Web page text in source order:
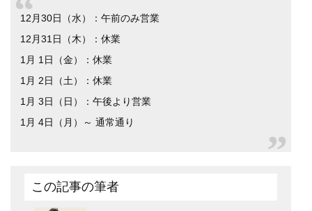
12月30日（水）：午前のみ営業
12月31日（木）：休業
1月 1日（金）：休業
1月 2日（土）：休業
1月 3日（日）：午後より営業
1月 4日（月）～ 通常通り
この記事の筆者